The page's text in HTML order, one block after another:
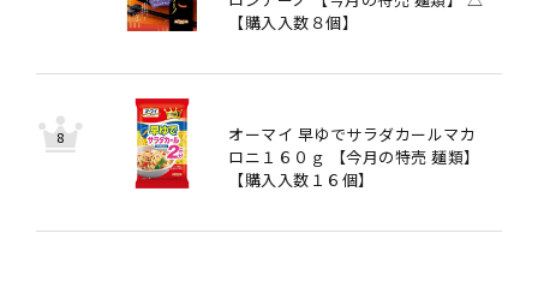
【購入入数８個】
オーマイ 早ゆでサラダカールマカ
ロニ１６０ｇ 【今月の特売 麺類】
【購入入数１６個】